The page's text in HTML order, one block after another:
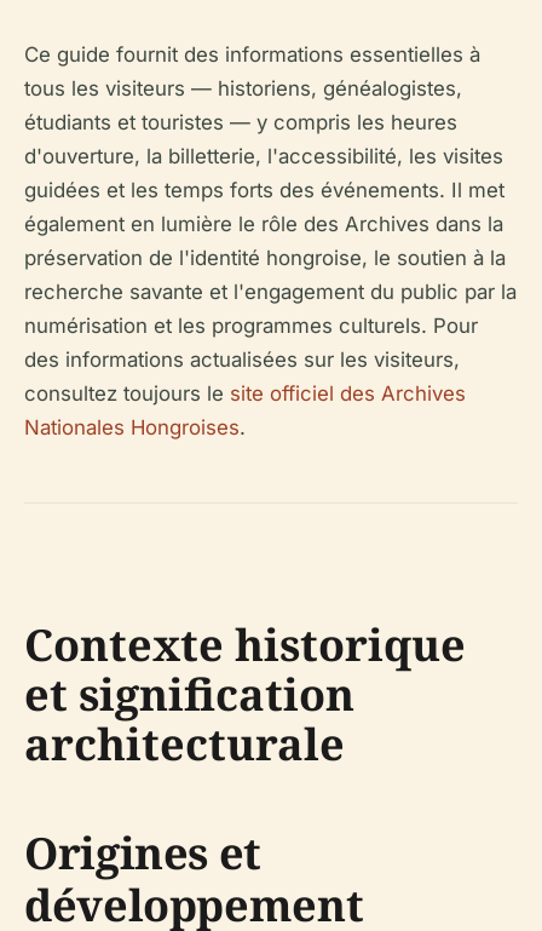
Ce guide fournit des informations essentielles à
tous les visiteurs — historiens, généalogistes,
étudiants et touristes — y compris les heures
d'ouverture, la billetterie, l'accessibilité, les visites
guidées et les temps forts des événements. Il met
également en lumière le rôle des Archives dans la
préservation de l'identité hongroise, le soutien à la
recherche savante et l'engagement du public par la
numérisation et les programmes culturels. Pour
des informations actualisées sur les visiteurs,
consultez toujours le site officiel des Archives
Nationales Hongroises.
Contexte historique
et signification
architecturale
Origines et
développement